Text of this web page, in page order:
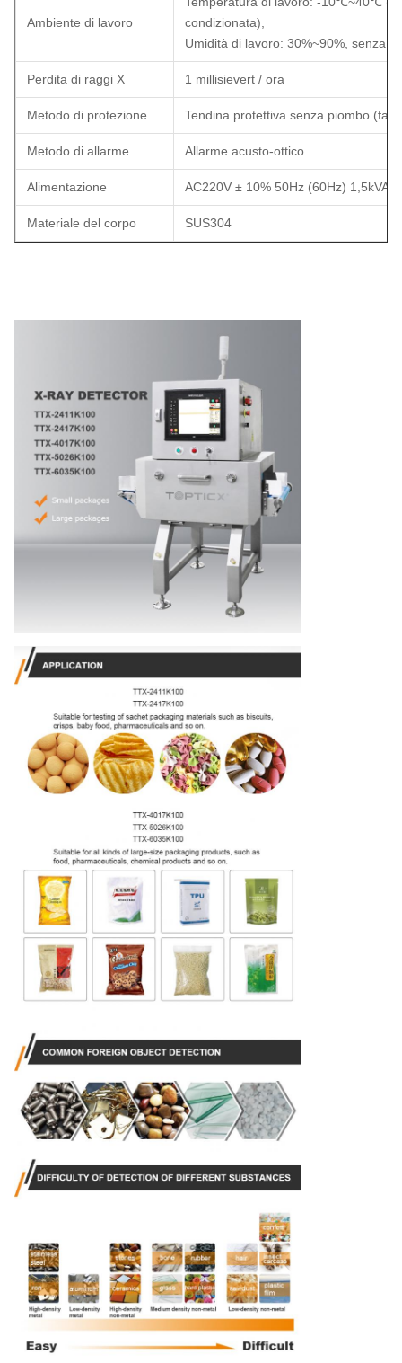
Ambiente di lavoro
condizionata),
Umidità di lavoro: 30%~90%, senza
Perdita di raggi X 1 millisievert / ora
Metodo di protezione Tendina protettiva senza piombo
Metodo di allarme Allarme acusto-ottico
Alimentazione AC220V ± 10% 50Hz (60Hz) 1,5kVA
Materiale del corpo SUS304